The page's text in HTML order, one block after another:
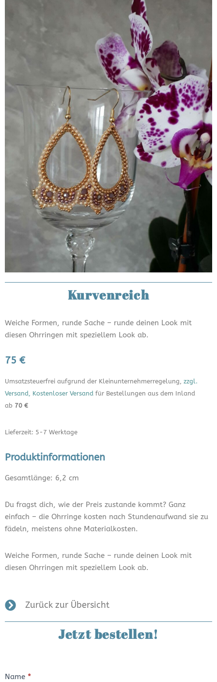
Kurvenreich
Weiche Formen, runde Sache – runde deinen Look mit
diesen Ohrringen mit speziellem Look ab.
75 €
Umsatzsteuerfrei aufgrund der Kleinunternehmerregelung, zzgl.
Versand, Kostenloser Versand für Bestellungen aus dem Inland
ab 70 €
Lieferzeit: 5-7 Werktage
Produktinformationen
Gesamtlänge: 6,2 cm
Du fragst dich, wie der Preis zustande kommt? Ganz
einfach – die Ohrringe kosten nach Stundenaufwand sie zu
fädeln, meistens ohne Materialkosten.
Weiche Formen, runde Sache – runde deinen Look mit
diesen Ohrringen mit speziellem Look ab.
Zurück zur Übersicht
Jetzt bestellen!
Bestellformular
Name *